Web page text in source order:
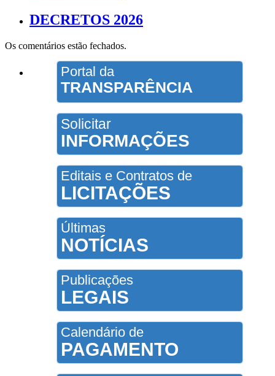
DECRETOS 2026
Os comentários estão fechados.
Portal da
TRANSPARÊNCIA
Solicitar
INFORMAÇÕES
Editais e Contratos de
LICITAÇÕES
Últimas
NOTÍCIAS
Publicações
LEGAIS
Calendário de
PAGAMENTO